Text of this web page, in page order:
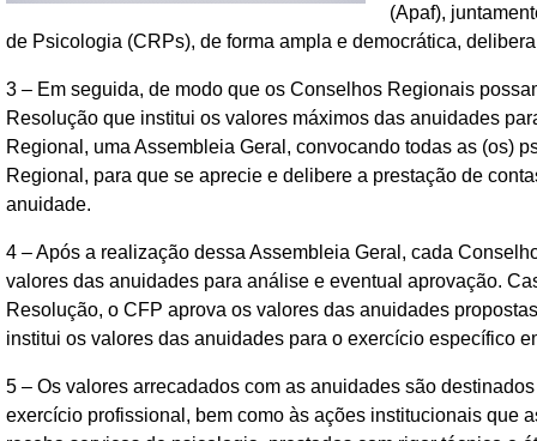
(Apaf),
de Psicologia (CRPs), de forma ampla e democrática,
3 – Em seguida, de modo que os Conselhos Regionais
Resolução que institui os valores máximos das anuidades
Regional, uma Assembleia Geral, convocando todas as (os)
Regional, para que se aprecie e delibere a prestação de
anuidade.
4 – Após a realização dessa Assembleia Geral, cada
valores das anuidades para análise e eventual aprovação.
Resolução, o CFP aprova os valores das anuidades
institui os valores das anuidades para o exercício específico
5 – Os valores arrecadados com as anuidades são
exercício profissional, bem como às ações institucionais que